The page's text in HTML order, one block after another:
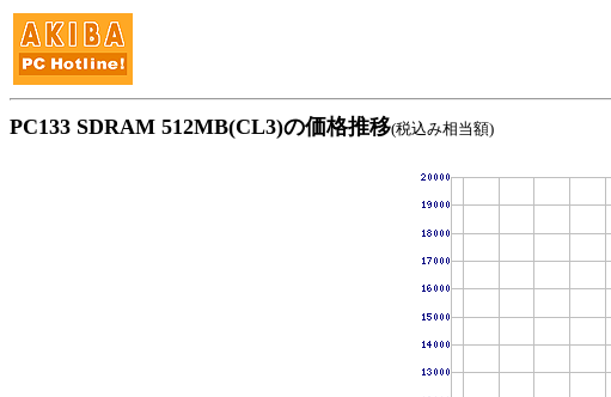
PC133 SDRAM 512MB(CL3)の価格推移(税込み相当額)